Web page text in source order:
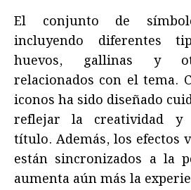
El conjunto de
incluyendo diferentes
huevos, gallinas y
relacionados con el tema.
iconos ha sido diseñado
reflejar la creatividad y
título. Además, los efectos
están sincronizados a la
aumenta aún más la